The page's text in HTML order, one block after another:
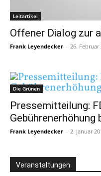
Leitartikel
Offener Dialog zur
Frank Leyendecker - 26. Februar
Die Grünen
Pressemitteilung:
Gebührenerhöhung
Frank Leyendecker - 2. Januar
Veranstaltungen